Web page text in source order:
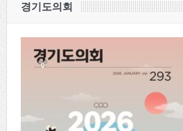
경기도의회